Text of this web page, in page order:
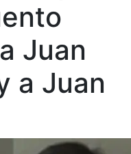
Juan
a Juan